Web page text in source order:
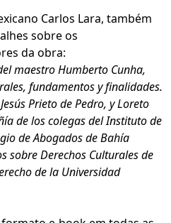
Carlos Lara, também
sobre os
da obra:
maestroHumberto Cunha,
fundamentos y finalidades.
Prieto de Pedro, y Loreto
de los colegas del Instituto de
de Abogados de Bahía
sobre Derechos Culturales de
de la Universidad